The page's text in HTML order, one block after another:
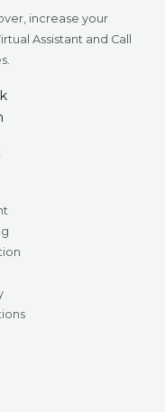
increase your
Assistant and Call